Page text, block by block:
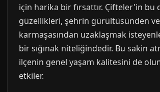
için harika bir fırsattır. Çifteler'in bu
güzellikleri, şehrin gürültüsünden ve
karmaşasından uzaklaşmak
bir sığınak niteliğindedir. Bu sakin
ilçenin genel yaşam kalitesini de
etkiler.